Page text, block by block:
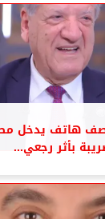
هاتف يدخل
بأثر رجعي...